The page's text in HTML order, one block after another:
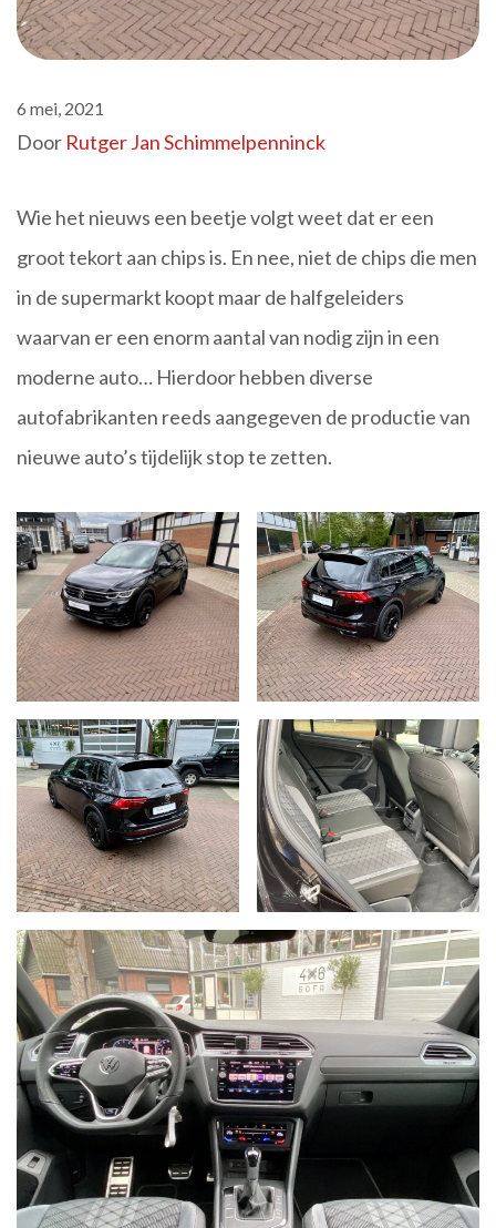
6 mei, 2021
Door Rutger Jan Schimmelpenninck
Wie het nieuws een beetje volgt weet dat er een
groot tekort aan chips is. En nee, niet de chips die men
in de supermarkt koopt maar de halfgeleiders
waarvan er een enorm aantal van nodig zijn in een
moderne auto… Hierdoor hebben diverse
autofabrikanten reeds aangegeven de productie van
nieuwe auto’s tijdelijk stop te zetten.